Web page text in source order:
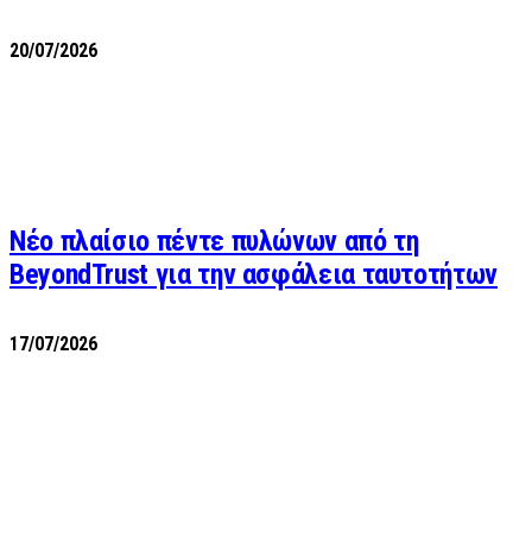
20/07/2026
Νέο πλαίσιο πέντε πυλώνων από τη
BeyondTrust για την ασφάλεια ταυτοτήτων
17/07/2026